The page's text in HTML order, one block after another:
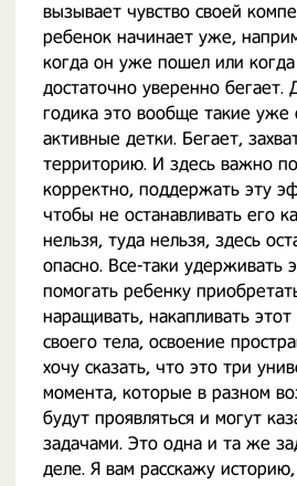
вызывает чувство своей
ребенок начинает уже,
когда он уже пошел или
достаточно уверенно бегает.
годика это вообще такие уже
активные детки. Бегает,
территорию. И здесь важно
корректно, поддержать эту
чтобы не останавливать его
нельзя, туда нельзя, здесь
опасно. Все-таки удерживать
помогать ребенку
наращивать, накапливать
своего тела, освоение
хочу сказать, что это три
момента, которые в разном
будут проявляться и могут
задачами. Это одна и та же
деле. Я вам расскажу